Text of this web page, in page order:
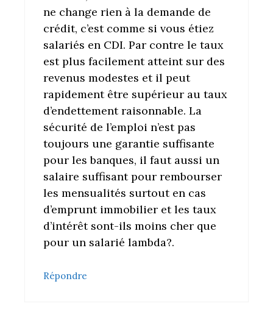
ne change rien à la demande de
crédit, c’est comme si vous étiez
salariés en CDI. Par contre le taux
est plus facilement atteint sur des
revenus modestes et il peut
rapidement être supérieur au taux
d’endettement raisonnable. La
sécurité de l’emploi n’est pas
toujours une garantie suffisante
pour les banques, il faut aussi un
salaire suffisant pour rembourser
les mensualités surtout en cas
d’emprunt immobilier et les taux
d’intérêt sont-ils moins cher que
pour un salarié lambda?.
Répondre